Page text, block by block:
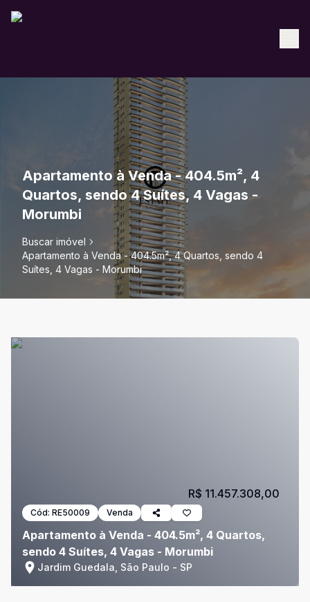
Apartamento à Venda - 404.5m², 4
Quartos, sendo 4 Suítes, 4 Vagas -
Morumbi
Buscar imóvel
Apartamento à Venda - 404.5m², 4 Quartos, sendo 4
Suítes, 4 Vagas - Morumbi
Cód: RE50009 Venda
Apartamento à Venda - 404.5m², 4 Quartos,
sendo 4 Suítes, 4 Vagas - Morumbi
Jardim Guedala, São Paulo - SP
R$ 11.457.308,00